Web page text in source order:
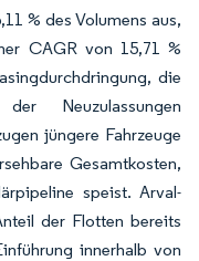
% des Volumens aus,
CAGR von 15,71 %
die
Neuzulassungen
jüngere Fahrzeuge
Gesamtkosten,
speist. Arval-
der Flotten bereits
innerhalb von